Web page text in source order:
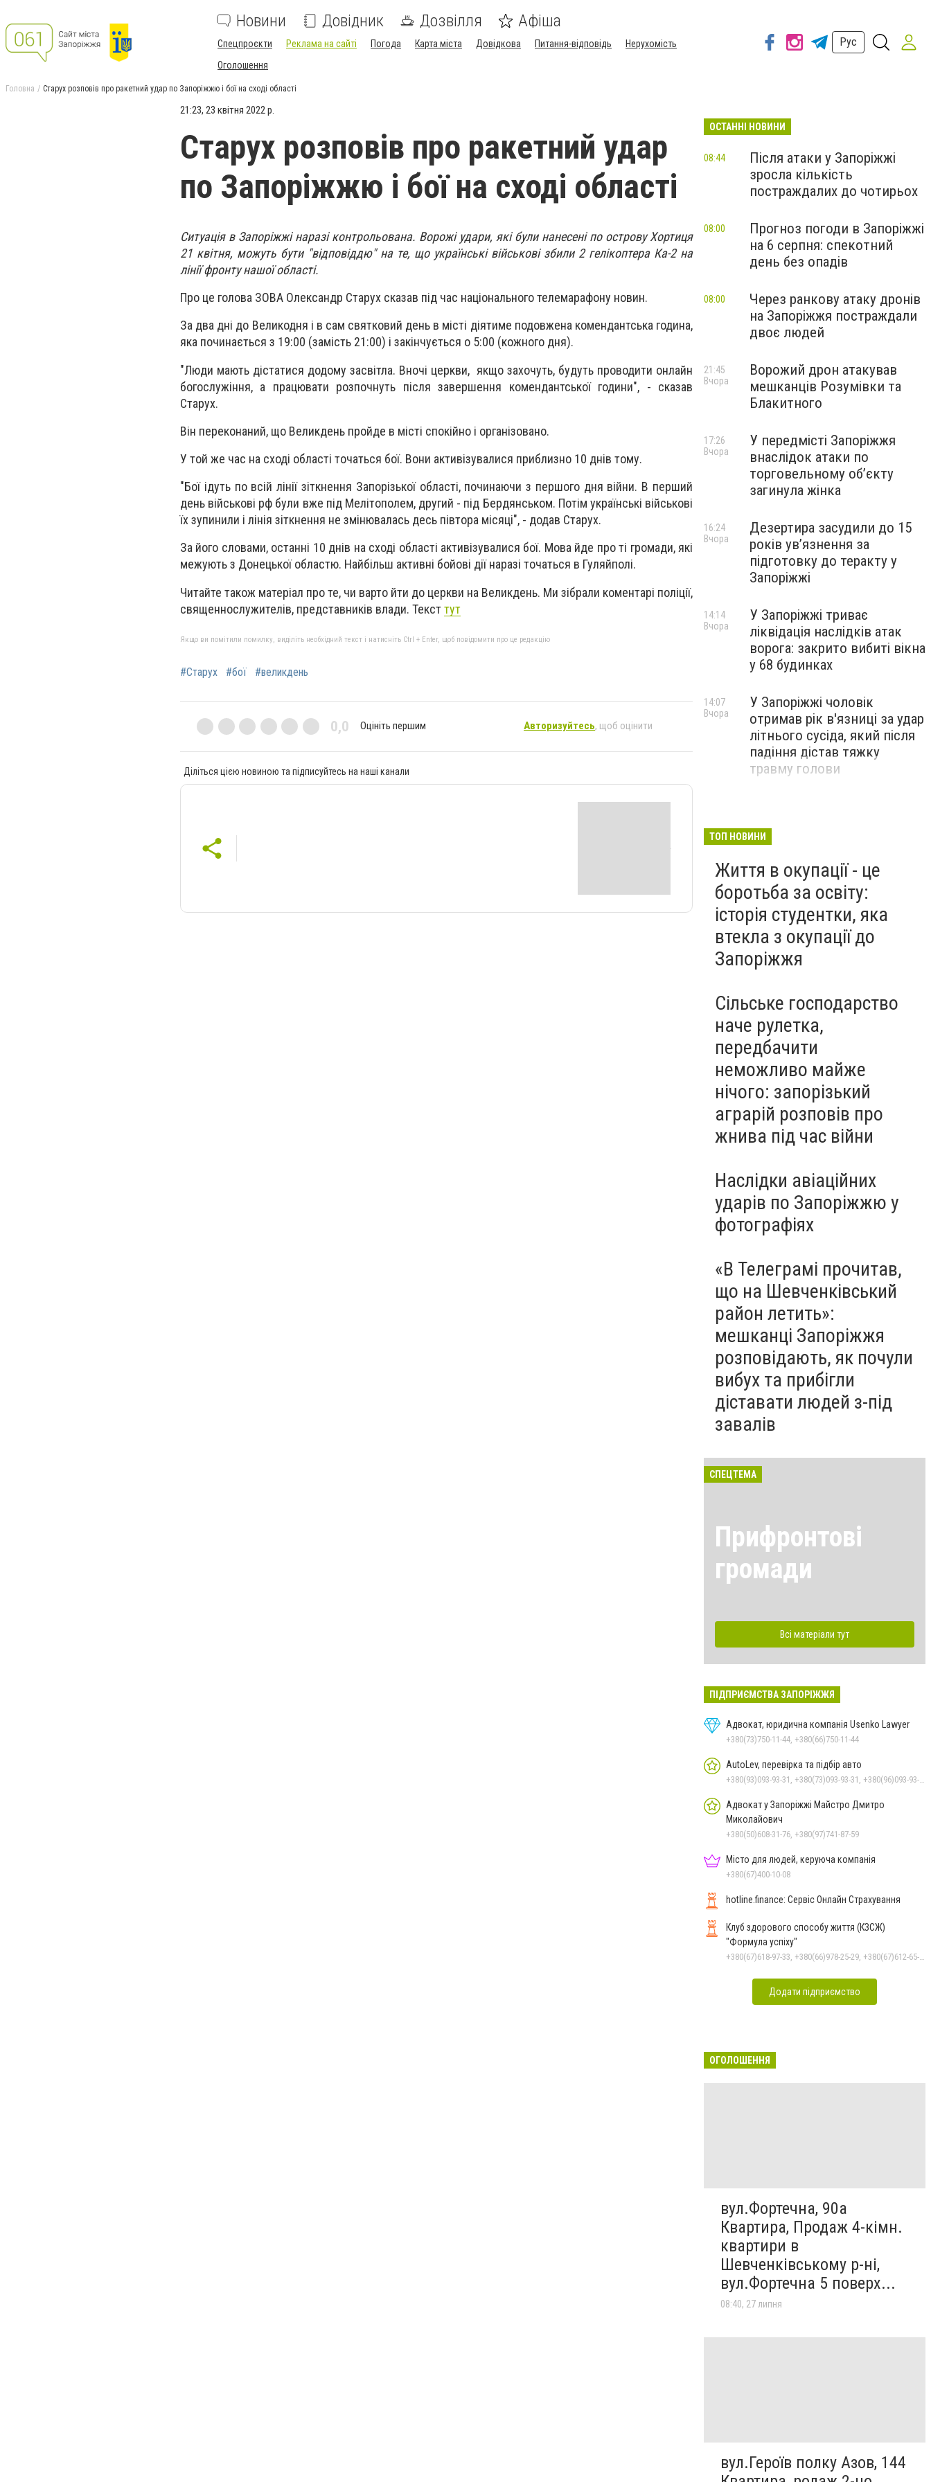
Новини Довідник Дозвілля Афіша
Спецпроєкти Реклама на сайті Погода Карта міста Довідкова Питання-відповідь
Нерухомість
Оголошення
Рус
Головна Старух розповів про ракетний удар по Запоріжжю і бої на сході області
21:23, 23 квітня 2022 р.
Старух розповів про ракетний удар
по Запоріжжю і бої на сході області
Ситуація в Запоріжжі наразі контрольована. Ворожі удари, які були нанесені по острову Хортиця
21 квітня, можуть бути "відповіддю" на те, що українські військові збили 2 гелікоптера Ка-2 на
лінії фронту нашої області.
Про це голова ЗОВА Олександр Старух сказав під час національного телемарафону новин.
За два дні до Великодня і в сам святковий день в місті діятиме подовжена комендантська година,
яка починається з 19:00 (замість 21:00) і закінчується о 5:00 (кожного дня).
"Люди мають дістатися додому засвітла. Вночі церкви, якщо захочуть, будуть проводити онлайн
богослужіння, а працювати розпочнуть після завершення комендантської години", - сказав
Старух.
Він переконаний, що Великдень пройде в місті спокійно і організовано.
У той же час на сході області точаться бої. Вони активізувалися приблизно 10 днів тому.
"Бої ідуть по всій лінії зіткнення Запорізької області, починаючи з першого дня війни. В перший
день військові рф були вже під Мелітополем, другий - під Бердянськом. Потім українські військові
їх зупинили і лінія зіткнення не змінювалась десь півтора місяці", - додав Старух.
За його словами, останні 10 днів на сході області активізувалися бої. Мова йде про ті громади, які
межують з Донецької областю. Найбільш активні бойові дії наразі точаться в Гуляйполі.
Читайте також матеріал про те, чи варто йти до церкви на Великдень. Ми зібрали коментарі поліції,
священнослужителів, представників влади. Тексттут
Якщо ви помітили помилку, виділіть необхідний текст і натисніть Ctrl + Enter, щоб повідомити про це редакцію
#Старух #бої #великдень
0,0 Оцініть першим Авторизуйтесь, щоб оцінити
Діліться цією новиною та підписуйтесь на наші канали
ОСТАННІ НОВИНИ
Після атаки у Запоріжжі
зросла кількість
постраждалих до чотирьох
08:44
Прогноз погоди в Запоріжжі
на 6 серпня: спекотний
день без опадів
08:00
Через ранкову атаку дронів
на Запоріжжя постраждали
двоє людей
08:00
Ворожий дрон атакував
мешканців Розумівки та
Блакитного
21:45
Вчора
У передмісті Запоріжжя
внаслідок атаки по
торговельному обʼєкту
загинула жінка
17:26
Вчора
Дезертира засудили до 15
років увʼязнення за
підготовку до теракту у
Запоріжжі
16:24
Вчора
У Запоріжжі триває
ліквідація наслідків атак
ворога: закрито вибиті вікна
у 68 будинках
14:14
Вчора
У Запоріжжі чоловік
отримав рік в'язниці за удар
літнього сусіда, який після
падіння дістав тяжку
травму голови
14:07
Вчора
ТОП НОВИНИ
Життя в окупації - це
боротьба за освіту:
історія студентки, яка
втекла з окупації до
Запоріжжя
Сільське господарство
наче рулетка,
передбачити
неможливо майже
нічого: запорізький
аграрій розповів про
жнива під час війни
Наслідки авіаційних
ударів по Запоріжжю у
фотографіях
«В Телеграмі прочитав,
що на Шевченківський
район летить»:
мешканці Запоріжжя
розповідають, як почули
вибух та прибігли
діставати людей з-під
завалів
СПЕЦТЕМА
Прифронтові
громади
Всі матеріали тут
ПІДПРИЄМСТВА ЗАПОРІЖЖЯ
Адвокат, юридична компанія Usenko Lawyer
+380(73)750-11-44, +380(66)750-11-44
AutoLev, перевірка та підбір авто
Адвокат у Запоріжжі Майстро Дмитро
Миколайович
+380(50)608-31-76, +380(97)741-87-59
Місто для людей, керуюча компанія
+380(67)400-10-08
hotline.finance: Сервіс Онлайн Страхування
Клуб здорового способу життя (КЗСЖ)
"Формула успіху"
Додати підприємство
ОГОЛОШЕННЯ
вул.Фортечна, 90а
Квартира, Продаж 4-кімн.
квартири в
Шевченківському р-ні,
вул.Фортечна 5 поверх...
08:40, 27 липня
вул.Героїв полку Азов, 144